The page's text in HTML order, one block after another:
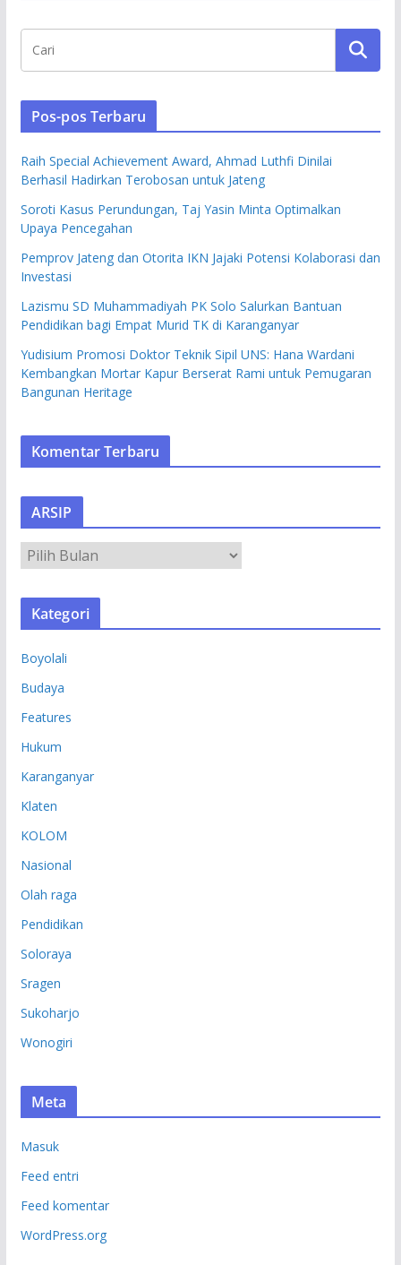
Pos-pos Terbaru
Raih Special Achievement Award, Ahmad Luthfi Dinilai
Berhasil Hadirkan Terobosan untuk Jateng
Soroti Kasus Perundungan, Taj Yasin Minta Optimalkan
Upaya Pencegahan
Pemprov Jateng dan Otorita IKN Jajaki Potensi Kolaborasi dan
Investasi
Lazismu SD Muhammadiyah PK Solo Salurkan Bantuan
Pendidikan bagi Empat Murid TK di Karanganyar
Yudisium Promosi Doktor Teknik Sipil UNS: Hana Wardani
Kembangkan Mortar Kapur Berserat Rami untuk Pemugaran
Bangunan Heritage
Komentar Terbaru
ARSIP
R
S
Kategori
Boyolali
Budaya
Features
Hukum
Karanganyar
Klaten
KOLOM
Nasional
Olah raga
Pendidikan
Soloraya
Sragen
Sukoharjo
Wonogiri
Meta
Masuk
Feed entri
Feed komentar
WordPress.org